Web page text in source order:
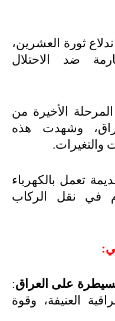
ثورة العشرين،
ضد الاحتلال
الأخيرة من
وشهدت هذه
والتغيرات.
تعمل بالكهرباء
في نقل الركاب
على العراق:
العنيفة، وقوة